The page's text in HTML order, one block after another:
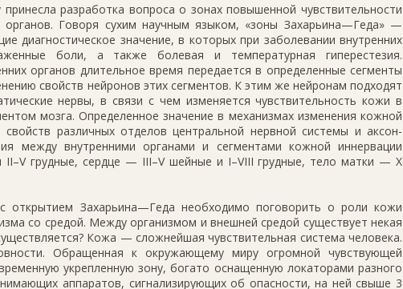
разработка вопроса о зонах повышенной чувствительности
органов. Говоря сухим научным языком, «зоны Захарьина—Геда» —
диагностическое значение, в которых при заболевании внутренних
боли, а также болевая и температурная гиперестезия.
органов длительное время передается в определенные сегменты
свойств нейронов этих сегментов. К этим же нейронам подходят
нервы, в связи с чем изменяется чувствительность кожи в
мозга. Определенное значение в механизмах изменения кожной
свойств различных отделов центральной нервной системы и аксон-
между внутренними органами и сегментами кожной иннервации
грудные, сердце — III–V шейные и I–VIII грудные, тело матки — X
открытием Захарьина—Геда необходимо поговорить о роли кожи
со средой. Между организмом и внешней средой существует некая
Кожа — сложнейшая чувствительная система человека.
Обращенная к окружающему миру огромной чувствующей
укрепленную зону, богато оснащенную локаторами разного
аппаратов, сигнализирующих об опасности, на ней свыше 3